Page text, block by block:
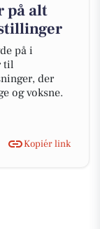
på alt
på i
til
der
og voksne.
Kopiér link